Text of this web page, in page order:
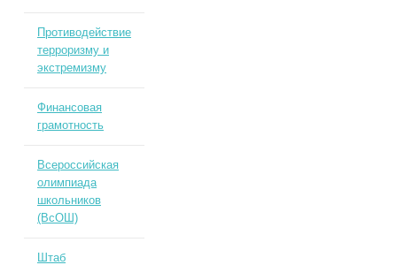
Противодействие
терроризму и
экстремизму
Финансовая
грамотность
Всероссийская
олимпиада
школьников
(ВсОШ)
Штаб